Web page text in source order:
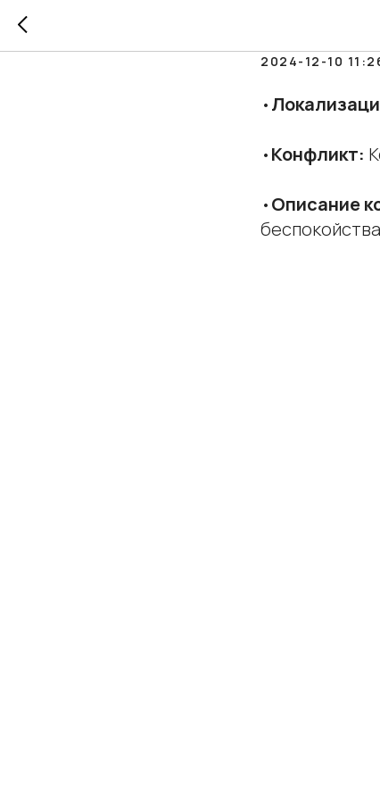
2024-12-10
•
•Конфликт:
•Описание